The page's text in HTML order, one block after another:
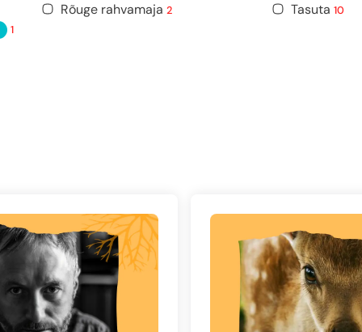
1
Rõuge rahvamaja 2 Tasuta 10